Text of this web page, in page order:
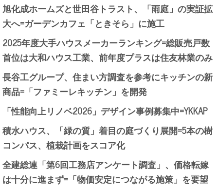
旭化成ホームズと世田谷トラスト、「雨庭」の実証拡
大へ=ガーデンカフェ「ときそら」に施工
2025年度大手ハウスメーカーランキング=総販売戸数
首位は大和ハウス工業、前年度プラスは住友林業のみ
長谷工グループ、住まい方調査を参考にキッチンの新
商品=「ファミーレキッチン」を開発
「性能向上リノベ2026」デザイン事例募集中=YKKAP
積水ハウス、「緑の質」着目の庭づくり展開=5本の樹
コンパス、植栽計画をスコア化
全建総連「第6回工務店アンケート調査」、価格転嫁
は十分に進まず=「物価安定につながる施策」を要望